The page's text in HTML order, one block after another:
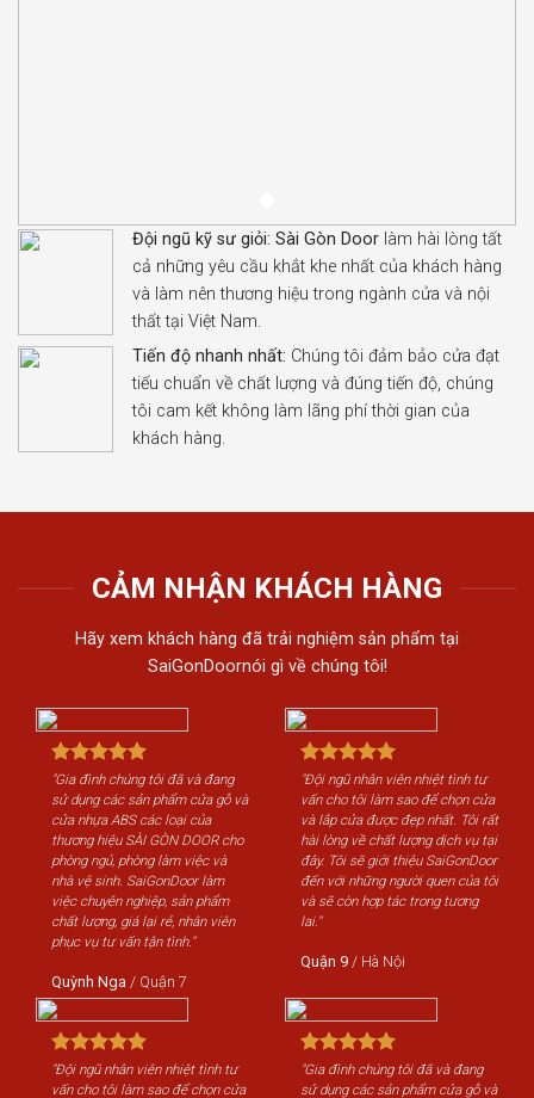
Đội ngũ kỹ sư giỏi: Sài Gòn Door làm hài lòng tất
cả những yêu cầu khắt khe nhất của khách hàng
và làm nên thương hiệu trong ngành cửa và nội
thất tại Việt Nam.
Tiến độ nhanh nhất: Chúng tôi đảm bảo cửa đạt
tiếu chuẩn về chất lượng và đúng tiến độ, chúng
tôi cam kết không làm lãng phí thời gian của
khách hàng.
CẢM NHẬN KHÁCH HÀNG
Hãy xem khách hàng đã trải nghiệm sản phẩm tại
SaiGonDoornói gì về chúng tôi!
"Gia đình chúng tôi đã và đang
sử dụng các sản phẩm cửa gỗ và
cửa nhựa ABS các loại của
thương hiệu SÀI GÒN DOOR cho
phòng ngủ, phòng làm việc và
nhà vệ sinh. SaiGonDoor làm
việc chuyên nghiệp, sản phẩm
chất lượng, giá lại rẻ, nhân viên
phục vụ tư vấn tận tình."
Quỳnh Nga / Quận 7
"Đội ngũ nhân viên nhiệt tình tư
vấn cho tôi làm sao để chọn cửa
và lắp cửa được đẹp nhất. Tôi rất
hài lòng về chất lượng dịch vụ tại
đây. Tôi sẽ giới thiệu SaiGonDoor
đến với những người quen của tôi
và sẽ còn hợp tác trong tương
lai."
Quận 9 / Hà Nội
"Đội ngũ nhân viên nhiệt tình tư
vấn cho tôi làm sao để chọn cửa
"Gia đình chúng tôi đã và đang
sử dụng các sản phẩm cửa gỗ và